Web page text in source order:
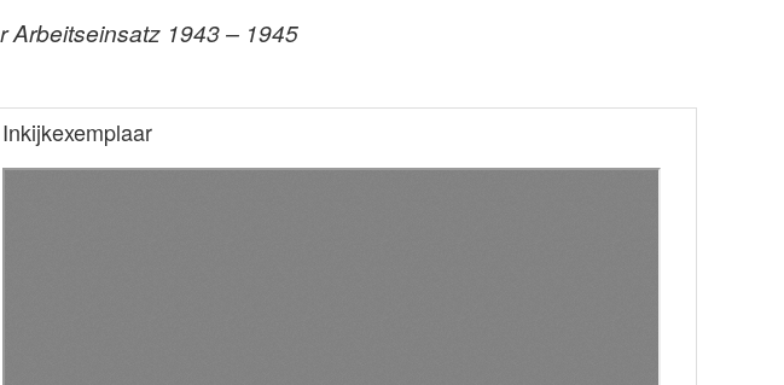
Arbeitseinsatz 1943 – 1945
Inkijkexemplaar